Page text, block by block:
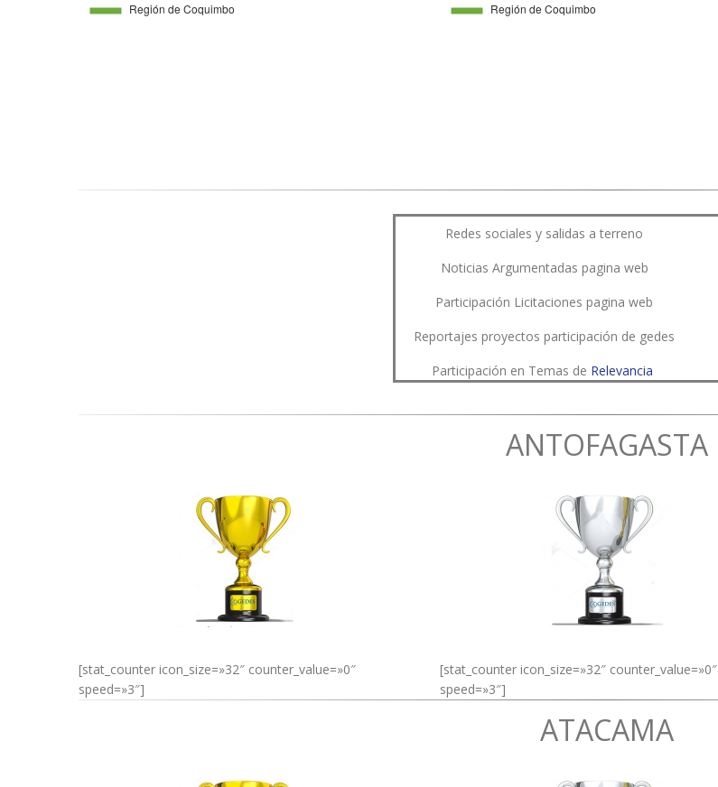
Redes sociales y salidas a terreno
Noticias Argumentadas pagina web
Participación Licitaciones pagina web
Reportajes proyectos participación de gedes
Participación en Temas de Relevancia
ANTOFAGASTA
[stat_counter icon_size=»32″ counter_value=»0″
speed=»3″]
[stat_counter icon_size=»32″ counter_value=»0″
speed=»3″]
ATACAMA